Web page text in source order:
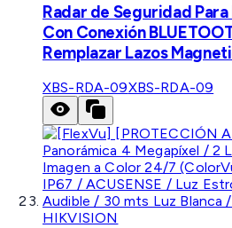
Radar de Seguridad
Con Conexión
Remplazar Lazos
XBS-RDA-09XBS-RDA-09
HIKVISION